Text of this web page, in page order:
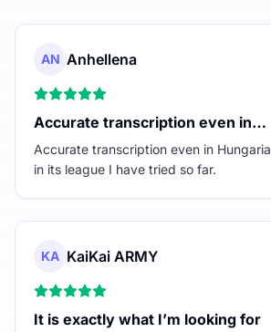
AN Anhellena
Accurate transcription even in…
Accurate transcription even in
in its league I have tried so far.
KA KaiKai ARMY
It is exactly what I’m looking for